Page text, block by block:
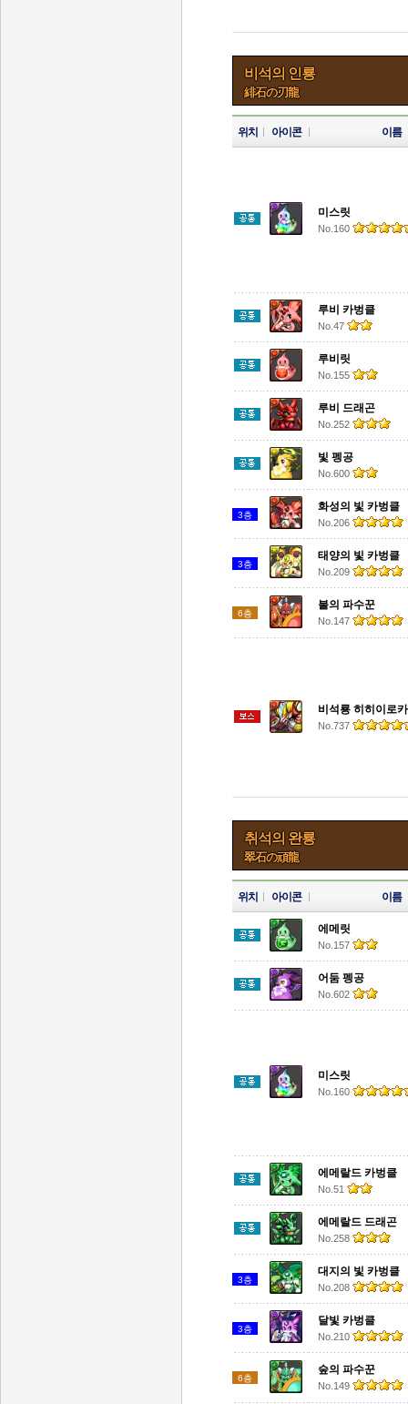
비석의 인룡
緋石の刃龍
위치 아이콘 이름
미스릿
No.160
루비 카벙클
No.47
루비릿
No.155
루비 드래곤
No.252
빛 펭공
No.600
3층
화성의 빛 카벙클
No.206
3층
태양의 빛 카벙클
No.209
6층
불의 파수꾼
No.147
비석룡 히히이로
No.737
취석의 완룡
翠石の頑龍
위치 아이콘 이름
에메릿
No.157
어둠 펭공
No.602
미스릿
No.160
에메랄드 카벙클
No.51
에메랄드 드래곤
No.258
3층
대지의 빛 카벙클
No.208
3층
달빛 카벙클
No.210
6층
숲의 파수꾼
No.149